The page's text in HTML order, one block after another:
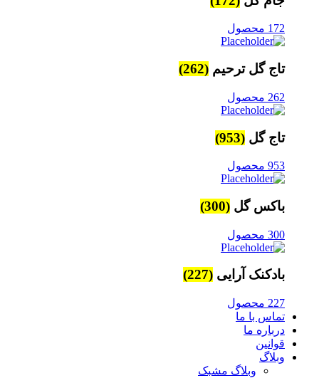
172 محصول
تاج گل ترحیم (262)
262 محصول
تاج گل (953)
953 محصول
باکس گل (300)
300 محصول
بادکنک آرایی (227)
227 محصول
تماس با ما
درباره ما
قوانین
وبلاگ
وبلاگ مشبک